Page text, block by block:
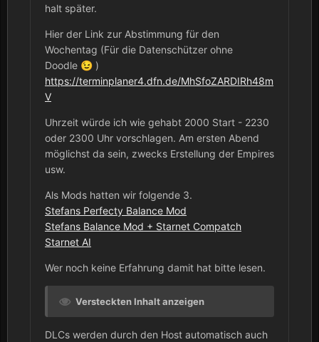
halt später.
Hier der Link zur Abstimmung für den
Wochentag (Für die Datenschützer ohne
Doodle 😉 )
https://terminplaner4.dfn.de/MhSfoZARDIRh48m
V
Uhrzeit würde ich wie gehabt 2000 Start - 2230
oder 2300 Uhr vorschlagen. Am ersten Abend
möglichst da sein, zwecks Erstellung der Empires
usw.
Als Mods hatten wir folgende 3.
Stefans Perfecty Balance Mod
Stefans Balance Mod + Starnet Compatch
Starnet AI
Wer noch keine Erfahrung damit hat bitte lesen.
Versteckten Inhalt anzeigen
DLCs werden durch den Host automatisch auch